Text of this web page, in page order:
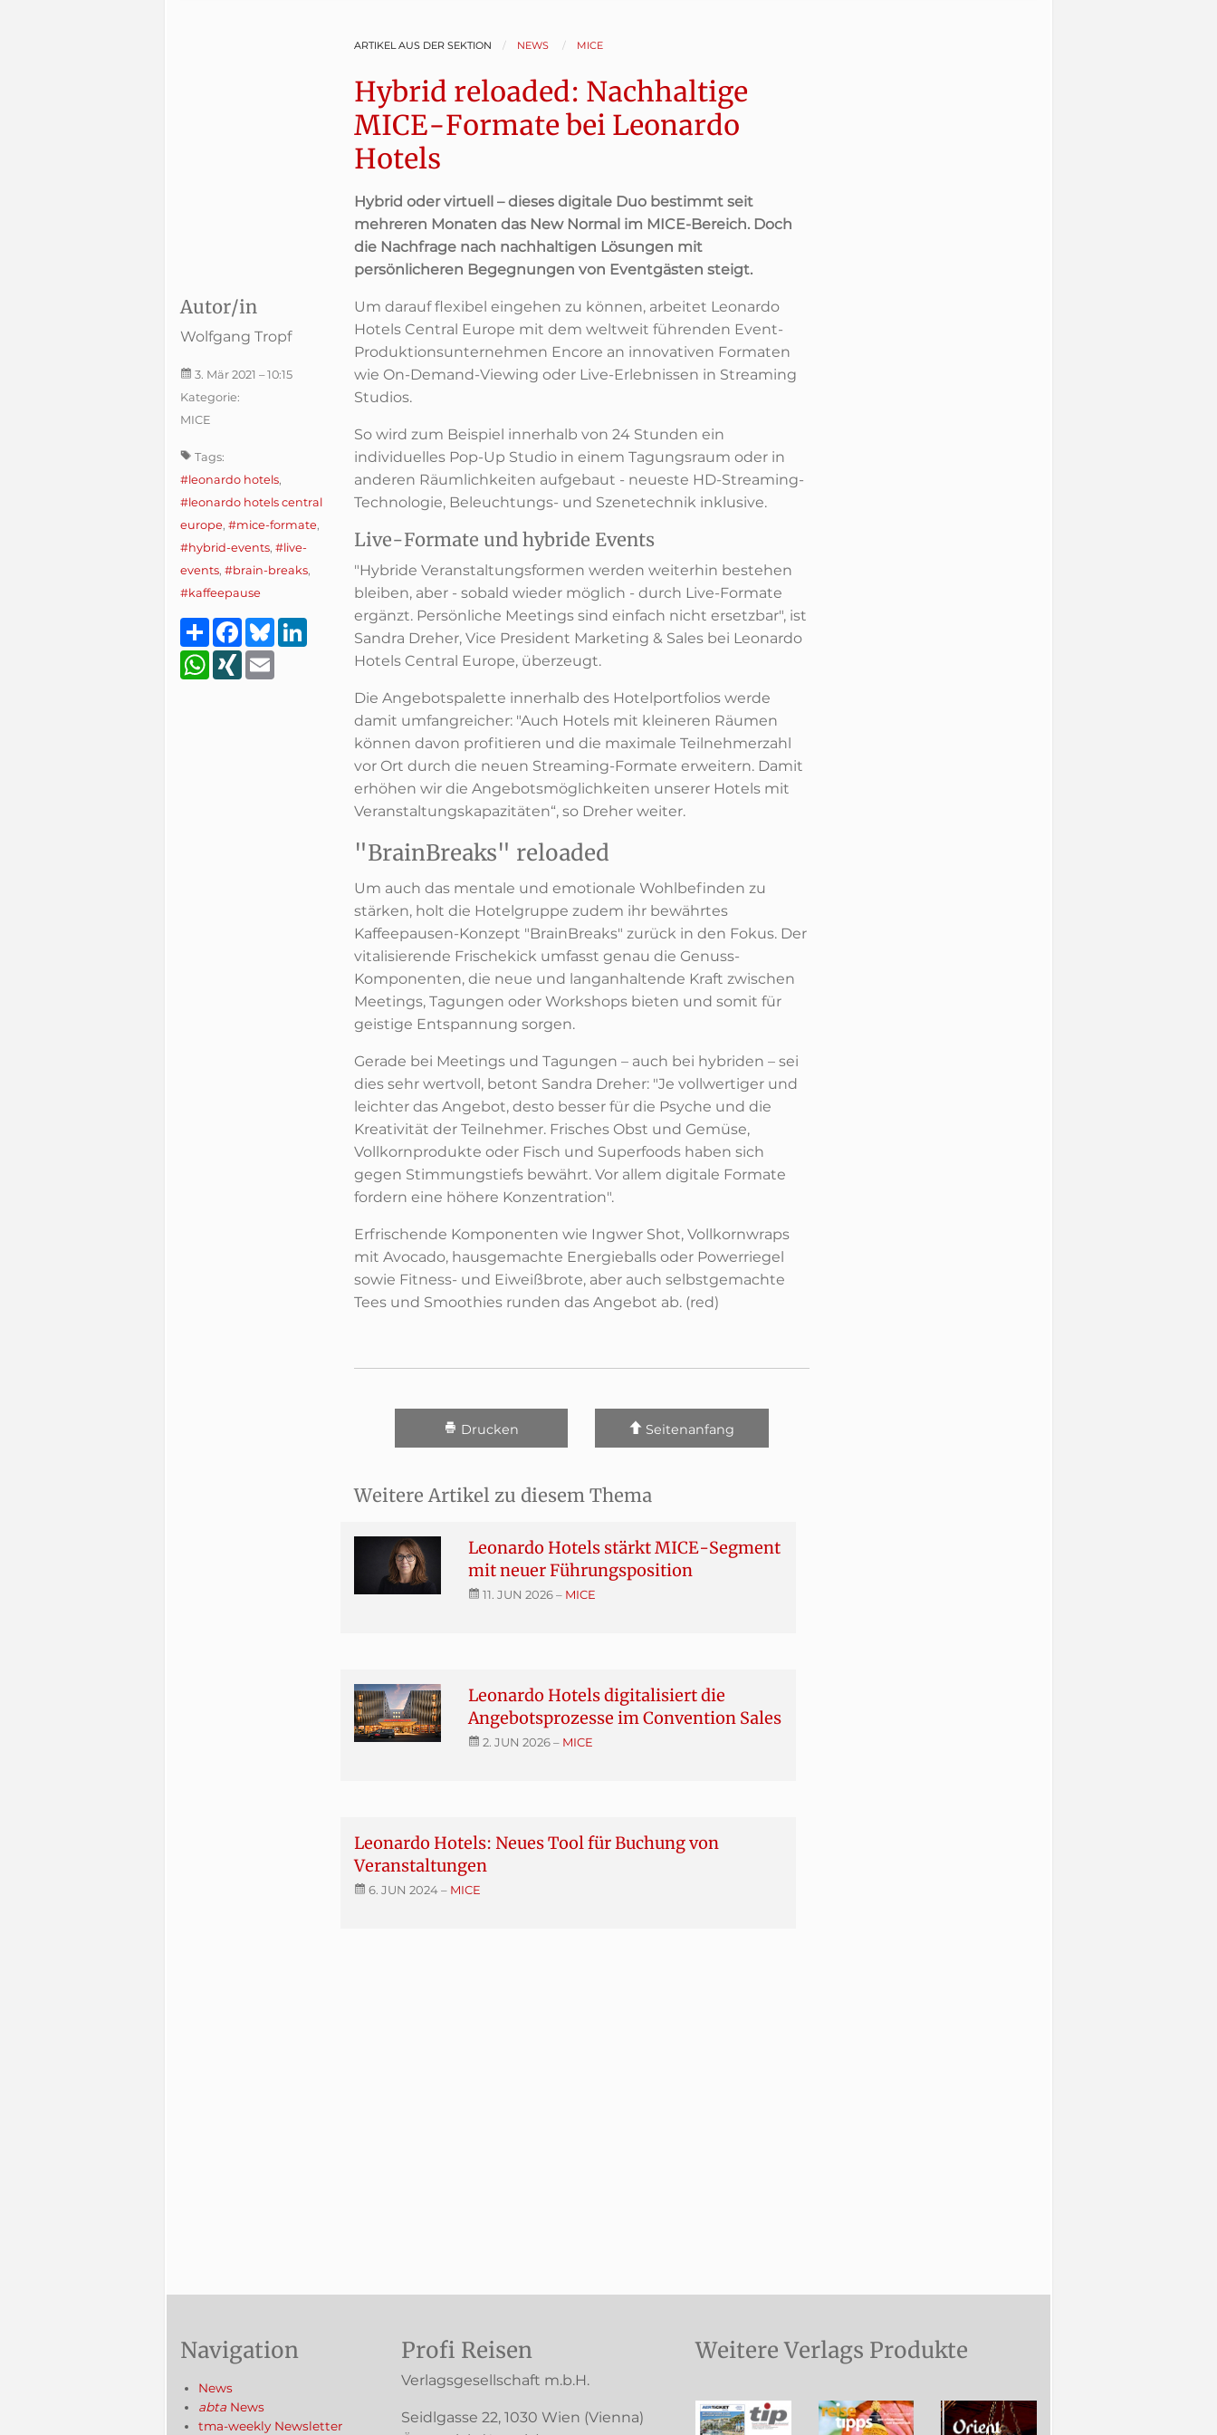
ARTIKEL AUS DER SEKTION NEWS MICE
Hybrid reloaded: Nachhaltige
MICE-Formate bei Leonardo
Hotels
Hybrid oder virtuell – dieses digitale Duo bestimmt seit
mehreren Monaten das New Normal im MICE-Bereich. Doch
die Nachfrage nach nachhaltigen Lösungen mit
persönlicheren Begegnungen von Eventgästen steigt.
Autor/in
Wolfgang Tropf
3. Mär 2021 – 10:15
Kategorie:
MICE
Tags:
#leonardo hotels,
#leonardo hotels central
europe, #mice-formate,
#hybrid-events, #live-
events, #brain-breaks,
#kaffeepause
TeilenFacebook
BlueskyLinkedIn
WhatsApp
XING
Um darauf flexibel eingehen zu können, arbeitet Leonardo
Hotels Central Europe mit dem weltweit führenden Event-
Produktionsunternehmen Encore an innovativen Formaten
wie On-Demand-Viewing oder Live-Erlebnissen in Streaming
Studios.
So wird zum Beispiel innerhalb von 24 Stunden ein
individuelles Pop-Up Studio in einem Tagungsraum oder in
anderen Räumlichkeiten aufgebaut - neueste HD-Streaming-
Technologie, Beleuchtungs- und Szenetechnik inklusive.
Live-Formate und hybride Events
"Hybride Veranstaltungsformen werden weiterhin bestehen
bleiben, aber - sobald wieder möglich - durch Live-Formate
ergänzt. Persönliche Meetings sind einfach nicht ersetzbar", ist
Sandra Dreher, Vice President Marketing & Sales bei Leonardo
Hotels Central Europe, überzeugt.
Die Angebotspalette innerhalb des Hotelportfolios werde
damit umfangreicher: "Auch Hotels mit kleineren Räumen
können davon profitieren und die maximale Teilnehmerzahl
vor Ort durch die neuen Streaming-Formate erweitern. Damit
erhöhen wir die Angebotsmöglichkeiten unserer Hotels mit
Veranstaltungskapazitäten“, so Dreher weiter.
"BrainBreaks" reloaded
Um auch das mentale und emotionale Wohlbefinden zu
stärken, holt die Hotelgruppe zudem ihr bewährtes
Kaffeepausen-Konzept "BrainBreaks" zurück in den Fokus. Der
vitalisierende Frischekick umfasst genau die Genuss-
Komponenten, die neue und langanhaltende Kraft zwischen
Meetings, Tagungen oder Workshops bieten und somit für
geistige Entspannung sorgen.
Gerade bei Meetings und Tagungen – auch bei hybriden – sei
dies sehr wertvoll, betont Sandra Dreher: "Je vollwertiger und
leichter das Angebot, desto besser für die Psyche und die
Kreativität der Teilnehmer. Frisches Obst und Gemüse,
Vollkornprodukte oder Fisch und Superfoods haben sich
gegen Stimmungstiefs bewährt. Vor allem digitale Formate
fordern eine höhere Konzentration".
Erfrischende Komponenten wie Ingwer Shot, Vollkornwraps
mit Avocado, hausgemachte Energieballs oder Powerriegel
sowie Fitness- und Eiweißbrote, aber auch selbstgemachte
Tees und Smoothies runden das Angebot ab. (red)
Drucken Seitenanfang
Weitere Artikel zu diesem Thema
Leonardo Hotels stärkt MICE-Segment
mit neuer Führungsposition
11. JUN 2026– MICE
Leonardo Hotels digitalisiert die
Angebotsprozesse im Convention Sales
2. JUN 2026– MICE
Leonardo Hotels: Neues Tool für Buchung von
Veranstaltungen
6. JUN 2024– MICE
Navigation
News
abta News
tma-weekly Newsletter
Profi Reisen
Verlagsgesellschaft m.b.H.
Seidlgasse 22, 1030 Wien (Vienna)
Weitere Verlags Produkte